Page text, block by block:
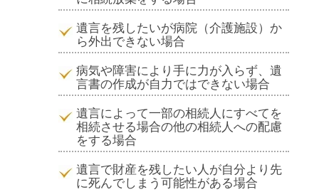
遺言を残したいが病院（介護施設）か
ら外出できない場合
病気や障害により手に力が入らず、遺
言書の作成が自力ではできない場合
遺言によって一部の相続人にすべてを
相続させる場合の他の相続人への配慮
をする場合
遺言で財産を残したい人が自分より先
に死んでしまう可能性がある場合